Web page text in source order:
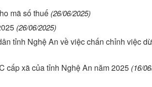
mã số thuế (26/06/2025)
(26/06/2025)
tỉnh Nghệ An về việc chấn chỉnh việc
cấp xã của tỉnh Nghệ An năm 2025 (16/